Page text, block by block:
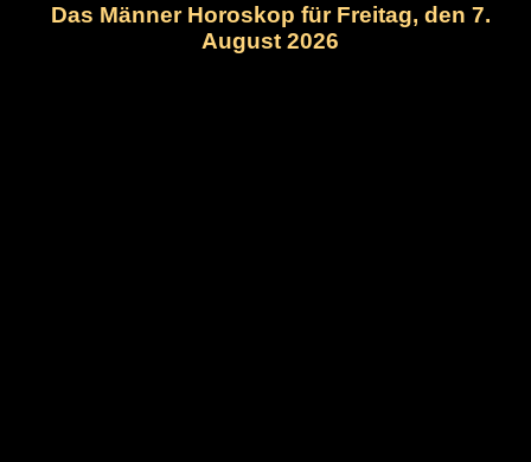
Das Männer Horoskop für Freitag, den 7.
August 2026